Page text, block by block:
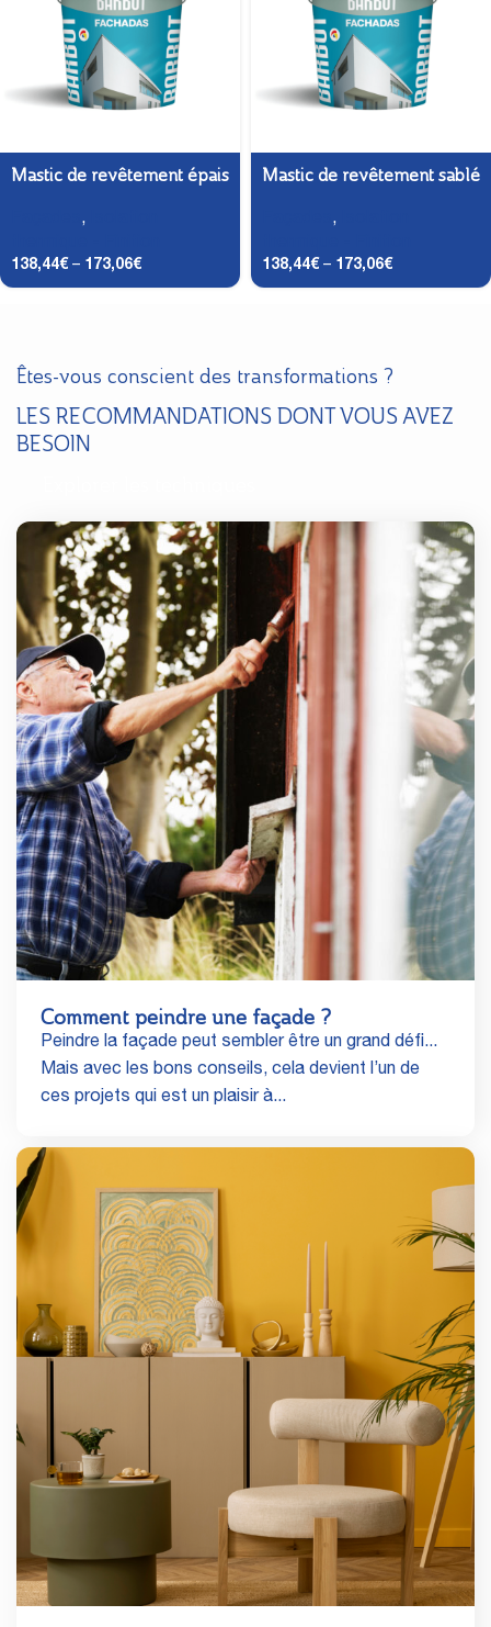
Mastic de revêtement épais
,
138,44€ – 173,06€
Mastic de revêtement sablé
,
138,44€ – 173,06€
Êtes-vous conscient des transformations ?
LES RECOMMANDATIONS DONT VOUS AVEZ
BESOIN
Comment peindre une façade ?
Peindre la façade peut sembler être un grand défi...
Mais avec les bons conseils, cela devient l’un de
ces projets qui est un plaisir à...